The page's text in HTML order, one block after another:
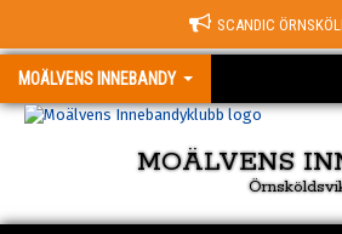
SCANDIC
MOÄLVENS INNEBANDY
MOÄLVENS